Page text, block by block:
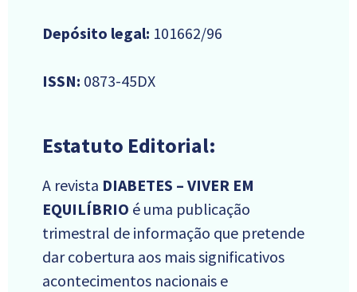
Depósito legal: 101662/96
ISSN: 0873-45DX
Estatuto Editorial:
A revista DIABETES – VIVER EM
EQUILÍBRIO é uma publicação
trimestral de informação que pretende
dar cobertura aos mais significativos
acontecimentos nacionais e